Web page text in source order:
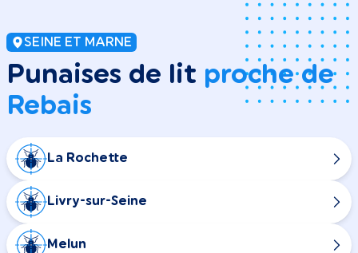
SEINE ET MARNE
Punaises de lit proche de
Rebais
La Rochette
Livry-sur-Seine
Melun